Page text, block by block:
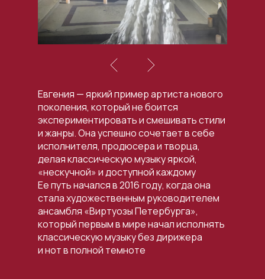
Евгения — яркий пример артиста нового
поколения, который не боится
экспериментировать и смешивать стили
и жанры. Она успешно сочетает в себе
исполнителя, продюсера и творца,
делая классическую музыку яркой,
«нескучной» и доступной каждому
Ее путь начался в 2016 году, когда она
стала художественным руководителем
ансамбля «Виртуозы Петербурга»,
который первым в мире начал исполнять
классическую музыку без дирижера
и нот в полной темноте